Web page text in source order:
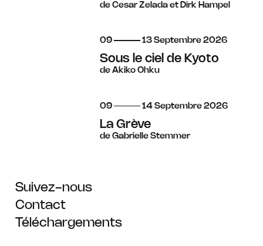
de Cesar Zelada et Dirk Hampel
du
09 au
13 septembre
Septembre 2026
Sous le ciel de Kyoto
de Akiko Ohku
du
09 au
14 septembre
Septembre 2026
La Grève
de Gabrielle Stemmer
Suivez-nous
Contact
Téléchargements